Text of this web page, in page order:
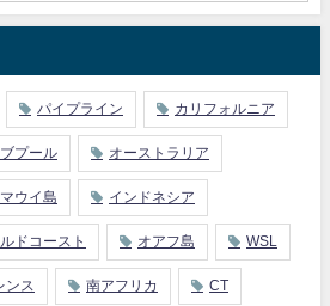
パイプライン カリフォルニア
プール オーストラリア
マウイ島 インドネシア
ドコースト オアフ島 WSL
ンス 南アフリカ CT